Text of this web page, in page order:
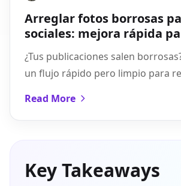
Arreglar fotos borrosas
sociales: mejora rápida
¿Tus publicaciones salen
un flujo rápido pero limpio para
Read More
Key Takeaways